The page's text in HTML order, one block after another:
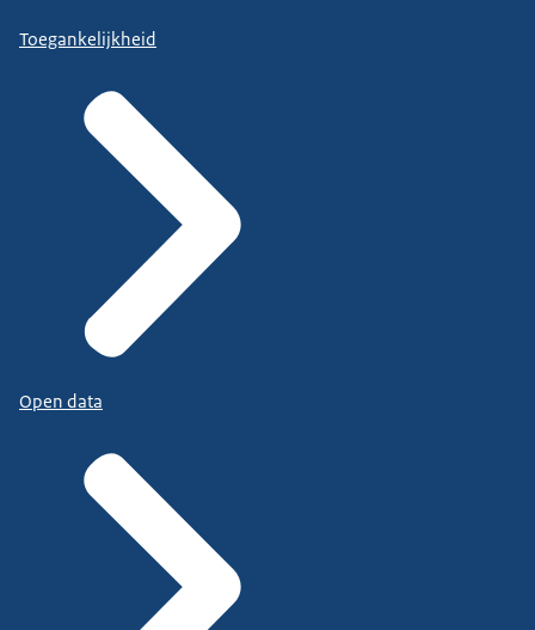
Toegankelijkheid
Open data